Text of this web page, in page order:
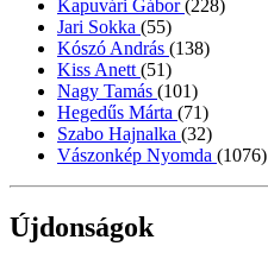
Kapuvári Gábor(228)
Jari Sokka (55)
Kószó András (138)
Kiss Anett (51)
Nagy Tamás (101)
Hegedűs Márta (71)
Szabo Hajnalka (32)
Vászonkép Nyomda (1076)
Újdonságok